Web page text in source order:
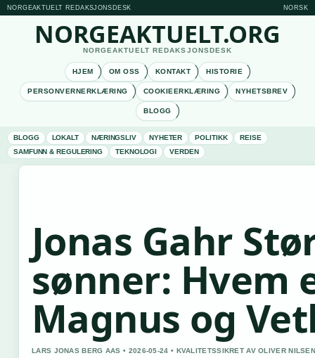
NORGEAKTUELT REDAKSJONSDESK NORSK
NORGEAKTUELT.ORG
NORGEAKTUELT REDAKSJONSDESK
HJEM OM OSS KONTAKT HISTORIE
PERSONVERNERKLÆRING COOKIEERKLÆRING NYHETSBREV
BLOGG
BLOGG LOKALT NÆRINGSLIV NYHETER POLITIKK
REISE
SAMFUNN & REGULERING
TEKNOLOGI VERDEN
Jonas Gahr
sønner: Hvem
Magnus og
LARS JONAS BERG AAS • 2026-05-24 • KVALITETSSIKRET AV OLIVER